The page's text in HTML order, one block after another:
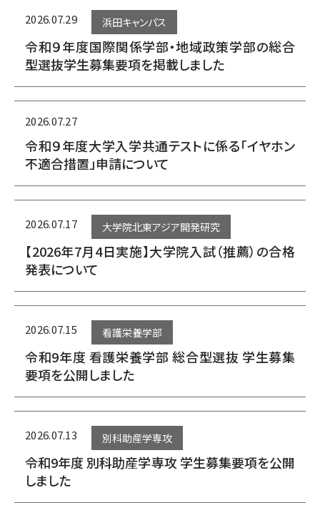
2026.07.29 浜田キャンパス
令和９年度国際関係学部・地域政策学部の総合
型選抜学生募集要項を掲載しました
2026.07.27
令和９年度大学入学共通テストに係る「イヤホン
不適合措置」申請について
2026.07.17 大学院北東アジア開発研究
【2026年7月4日実施】大学院入試（推薦）の合格
発表について
2026.07.15 看護栄養学部
令和9年度 看護栄養学部 総合型選抜 学生募集
要項を公開しました
2026.07.13 別科助産学専攻
令和9年度 別科助産学専攻 学生募集要項を公開
しました